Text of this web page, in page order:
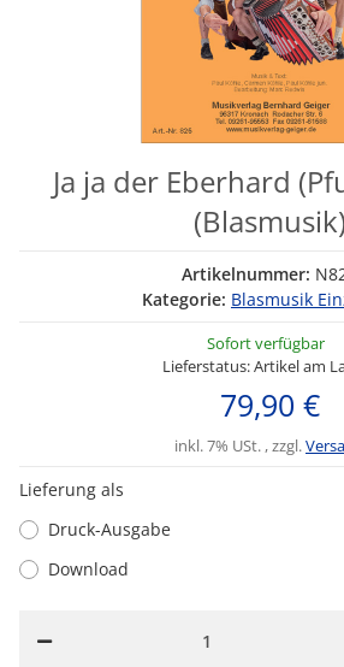
Ja ja der Eberhard
(Blasmusik)
Artikelnummer:
Kategorie: Blasmusik
Sofort verfügbar
Lieferstatus: Artikel am
79,90 €
inkl. 7% USt. , zzgl.
Lieferung als
Druck-Ausgabe
Download